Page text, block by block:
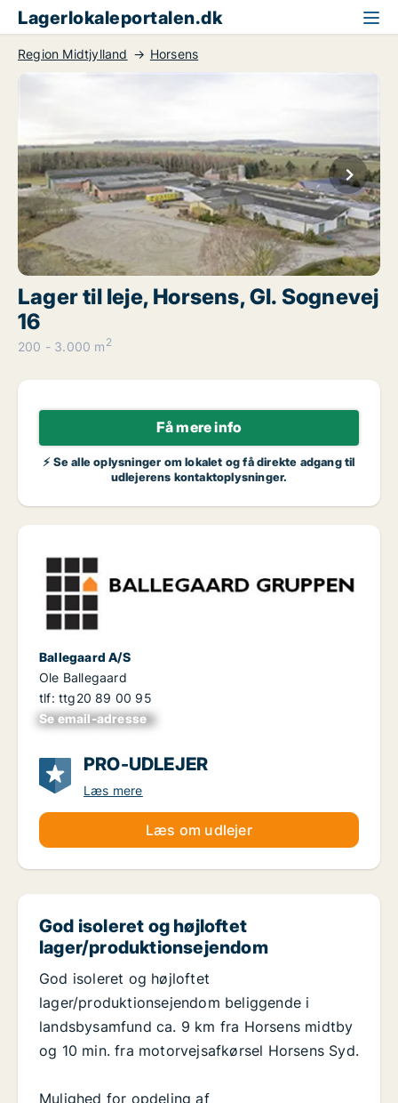
Lagerlokaleportalen.dk
Region Midtjylland Horsens
Lager til leje, Horsens, Gl. Sognevej
16
200 - 3.000 m 2
Få mere info
⚡ Se alle oplysninger om lokalet og få direkte adgang til
udlejerens kontaktoplysninger.
Ballegaard A/S
Ole Ballegaard
tlf: ttg20 89 00 95
Se email-adresse
xxxxxxxxxxxxxxxx
PRO-UDLEJER
Læs mere
Læs om udlejer
God isoleret og højloftet
lager/produktionsejendom
God isoleret og højloftet
lager/produktionsejendom beliggende i
landsbysamfund ca. 9 km fra Horsens midtby
og 10 min. fra motorvejsafkørsel Horsens Syd.
Mulighed for opdeling af